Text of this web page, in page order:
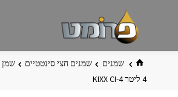
בית שמנים שמנים חצי סינטטיים
‏4 ליטר CI-4 ‏KIXX